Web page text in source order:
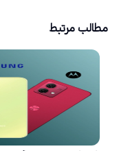
مطالب مرتبط